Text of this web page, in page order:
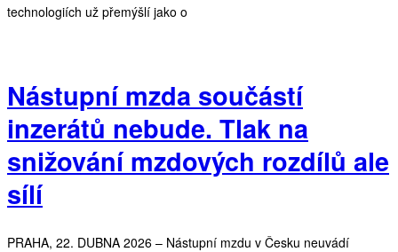
technologiích už přemýšlí jako o
Nástupní mzda součástí
inzerátů nebude. Tlak na
snižování mzdových rozdílů ale
sílí
PRAHA, 22. DUBNA 2026 – Nástupní mzdu v Česku neuvádí